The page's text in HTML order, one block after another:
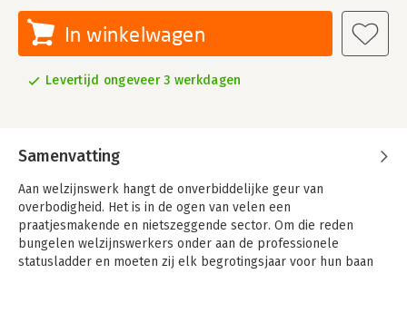
In winkelwagen
Levertijd ongeveer 3 werkdagen
Samenvatting
Aan welzijnswerk hangt de onverbiddelijke geur van
overbodigheid. Het is in de ogen van velen een
praatjesmakende en nietszeggende sector. Om die reden
bungelen welzijnswerkers onder aan de professionele
statusladder en moeten zij elk begrotingsjaar voor hun baan